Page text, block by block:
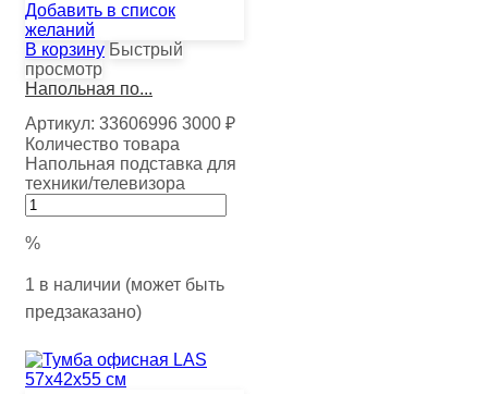
Добавить в список
желаний
В корзину Быстрый
просмотр
Напольная по...
Артикул: 33606996 3000 ₽
Количество товара
Напольная подставка для
техники/телевизора
%
1 в наличии (может быть
предзаказано)